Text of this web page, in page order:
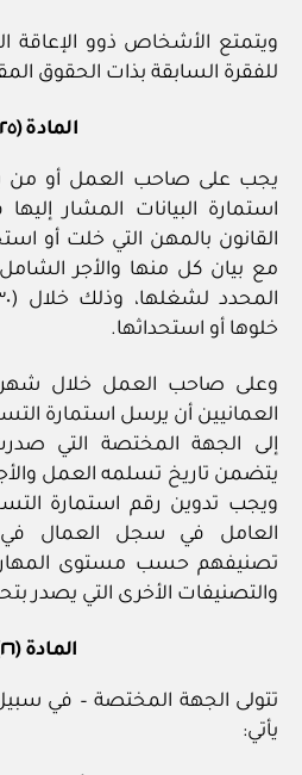
ويتمتع الأشخاص ذوو الإعاقة
للفقرة السابقة بذات الحقوق
المادة (٢٥)
يجب على صاحب العمل أو من
القانون بالمهن التي خلت أو
مع بيان كل منها والأجر
خلوها أو استحداثها.
وعلى صاحب العمل خلال
العمانيين أن يرسل استمارة
إلى الجهة المختصة التي
يتضمن تاريخ تسلمه العمل
ويجب تدوين رقم استمارة
العامل في سجل العمال في
تصنيفهم حسب مستوى
والتصنيفات الأخرى التي يصدر
المادة (٢٦)
تتولى الجهة المختصة – في
يأتي: